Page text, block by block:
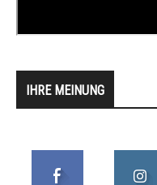
IHRE MEINUNG